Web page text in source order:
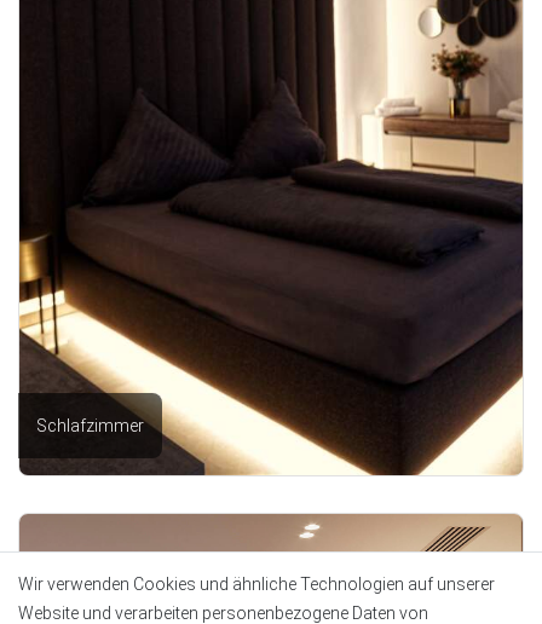
Schlafzimmer
Wir verwenden Cookies und ähnliche Technologien auf unserer
Website und verarbeiten personenbezogene Daten von